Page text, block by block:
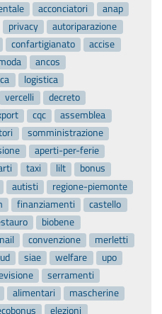
acconciatori
anap
privacy
autoriparazione
confartigianato
accise
ancos
logistica
vercelli
decreto
cqc
assemblea
somministrazione
aperti-per-ferie
taxi lilt
bonus
autisti
regione-piemonte
finanziamenti
castello
biobene
convenzione
merletti
siae welfare
upo
serramenti
alimentari
mascherine
elezioni